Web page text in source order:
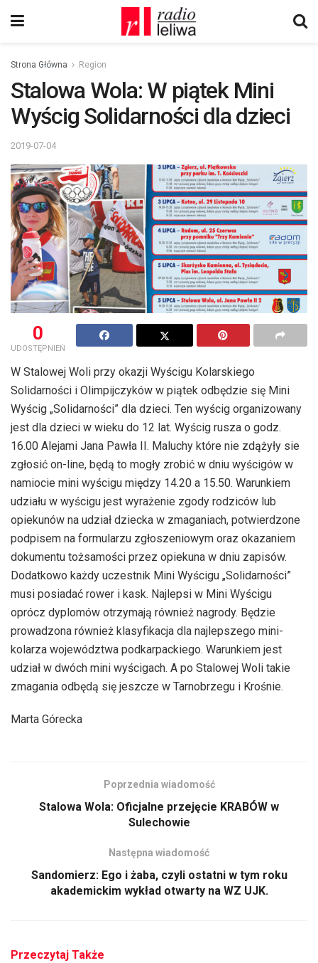
Strona Główna Region
Stalowa Wola: W piątek Mini
Wyścig Solidarności dla dzieci
2019-07-04
0
UDOSTĘPNIEŃ
W Stalowej Woli przy okazji Wyścigu Kolarskiego
Solidarności i Olimpijczyków w piątek odbędzie się Mini
Wyścig „Solidarności” dla dzieci. Ten wyścig organizowany
jest dla dzieci w wieku do 12 lat. Wyścig rusza o godz.
16.00 Alejami Jana Pawła II. Maluchy które nie zdążyły sie
zgłosić on-line, będą to mogły zrobić w dniu wyścigów w
namiocie mini wyścigu między 14.20 a 15.50. Warunkiem
udziału w wyścigu jest wyrażenie zgody rodziców lub
opiekunów na udział dziecka w zmaganiach, potwierdzone
podpisem na formularzu zgłoszeniowym oraz okazaniem
dokumentu tożsamości przez opiekuna w dniu zapisów.
Dodatkowo każdy uczestnik Mini Wyścigu „Solidarności”
musi posiadać rower i kask. Najlepsi w Mini Wyścigu
oprócz dyplomów otrzymają również nagrody. Będzie
prowadzona również klasyfikacja dla najlepszego mini-
kolarza województwa podkarpackiego. Warunkiem jest
udział w dwóch mini wyścigach. A po Stalowej Woli takie
zmagania odbędą się jeszcze w Tarnobrzegu i Krośnie.
Marta Górecka
Poprzednia wiadomość
Stalowa Wola: Oficjalne przejęcie KRABÓW w
Sulechowie
Następna wiadomość
Sandomierz: Ego i żaba, czyli ostatni w tym roku
akademickim wykład otwarty na WZ UJK.
Przeczytaj Także